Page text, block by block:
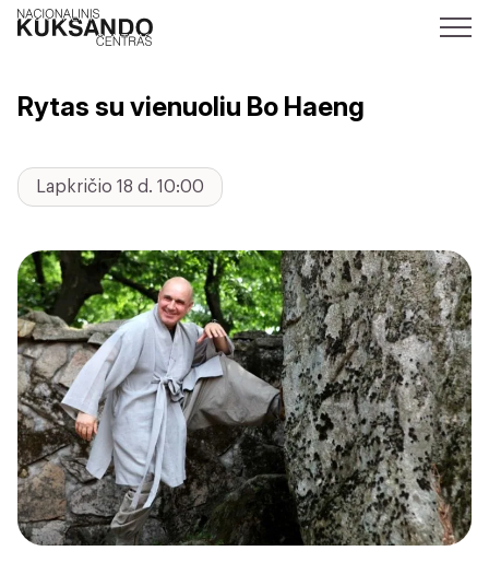
Rytas su vienuoliu Bo Haeng
Lapkričio 18 d. 10:00